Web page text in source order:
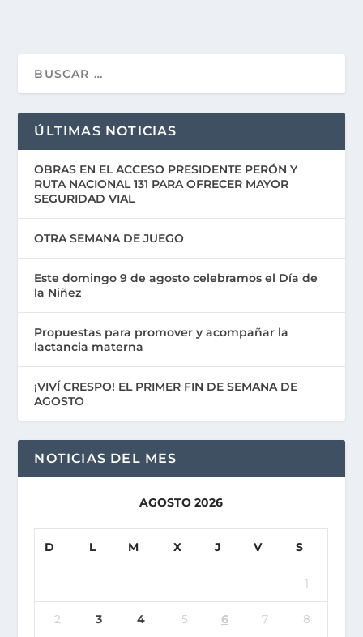
ÚLTIMAS NOTICIAS
OBRAS EN EL ACCESO PRESIDENTE PERÓN Y
RUTA NACIONAL 131 PARA OFRECER MAYOR
SEGURIDAD VIAL
OTRA SEMANA DE JUEGO
Este domingo 9 de agosto celebramos el Día de
la Niñez
Propuestas para promover y acompañar la
lactancia materna
¡VIVÍ CRESPO! EL PRIMER FIN DE SEMANA DE
AGOSTO
NOTICIAS DEL MES
AGOSTO 2026
D L M X J V S
1
2 3 4 5 6 7 8